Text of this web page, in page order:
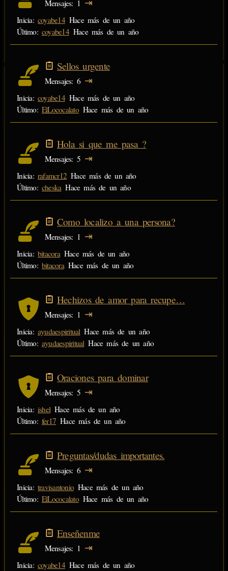
Mensajes 1
Inicia: coyabe14 Hace más de un año
Último: coyabe14 Hace más de un año
Sellos urgente
Mensajes 6 ⇥
Inicia: coyabe14 Hace más de un año
Último: ElLococalato Hace más de un año
Hola si que me pasa ?
Mensajes 5 ⇥
Inicia: rafamcr12 Hace más de un año
Último: cheska Hace más de un año
Como localizo a una persona?
Mensajes 1 ⇥
Inicia: bitacora Hace más de un año
Último: bitacora Hace más de un año
Hechizos de amor para recupe…
Mensajes 1 ⇥
Inicia: ayudaespiritual Hace más de un año
Último: ayudaespiritual Hace más de un año
Oraciones para dominar
Mensajes 5 ⇥
Inicia: ishel Hace más de un año
Último: fer17 Hace más de un año
Preguntas/dudas importantes.
Mensajes 6 ⇥
Inicia: travisantonio Hace más de un año
Último: ElLococalato Hace más de un año
Enseñenme
Mensajes 1 ⇥
Inicia: coyabe14 Hace más de un año